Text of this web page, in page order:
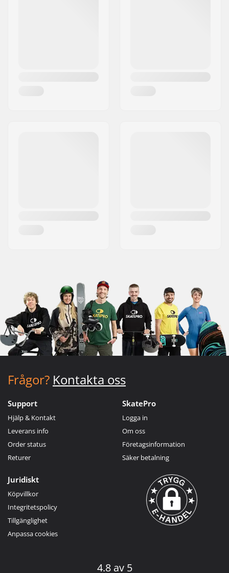
Frågor? Kontakta oss
Support
Hjälp & Kontakt
Leverans info
Order status
Returer
SkatePro
Logga in
Om oss
Företagsinformation
Säker betalning
Juridiskt
Köpvillkor
Integritetspolicy
Tillgänglighet
Anpassa cookies
4.8 av 5